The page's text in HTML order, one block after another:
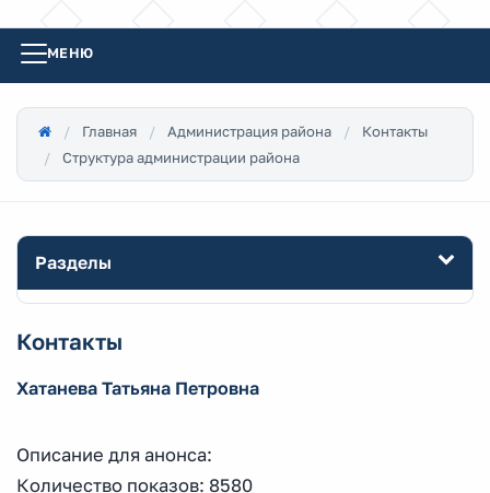
МЕНЮ
Главная Администрация района
Контакты
Структура администрации района
Разделы
Контакты
Хатанева Татьяна Петровна
Описание для анонса:
Количество показов: 8580